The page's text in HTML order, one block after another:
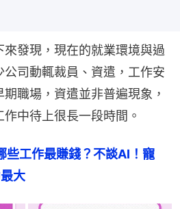
發現，現在的就業環境與過
司動輒裁員、資遣，工作安
職場，資遣並非普遍現象，
中待上很長一段時間。
些工作最賺錢？不談AI！寵
大